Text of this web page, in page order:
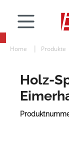
Home Produkte
Holz-